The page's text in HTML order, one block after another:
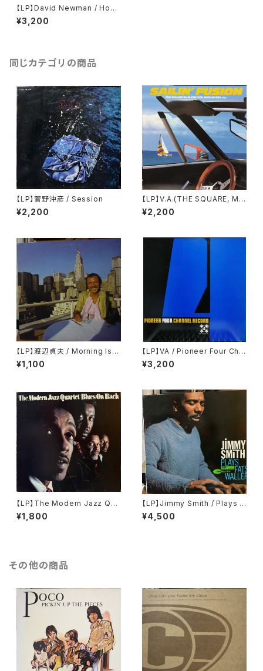
【LP】David Newman / Hous
e Of David
¥3,200
同じカテゴリの商品
【LP】菅野沖彦 / Session
¥2,200
【LP】V.A.(THE SQUARE, MA
RLENE, TERUMASA HINO) /
SAILIN' FUSION
¥2,200
【LP】渡辺貞夫 / Morning Isla
nd
¥1,100
【LP】VA / Pioneer Four Cha
nnel Record
¥3,200
【LP】The Modern Jazz Qua
rtet / Based On Bach & Th
e Blues
¥1,800
【LP】Jimmy Smith / Plays F
ats Waller
¥4,500
その他の商品